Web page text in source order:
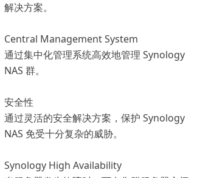
解决方案。
Central Management System
通过集中化管理系统高效地管理 Synology
NAS 群。
安全性
通过灵活的安全解决方案，保护 Synology
NAS 免受十分复杂的威胁。
Synology High Availability